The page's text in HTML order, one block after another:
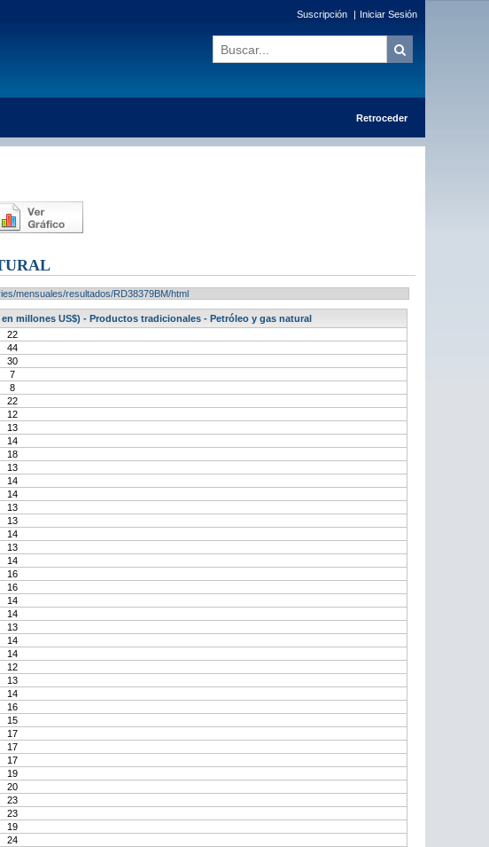
Suscripción | Iniciar Sesión
Retroceder
mensuales/resultados/RD38379BM/html
millones US$) - Productos tradicionales - Petróleo y gas natural
22
44
30
7
8
22
12
13
14
18
13
14
14
13
13
14
13
14
16
16
14
14
13
14
14
12
13
14
16
15
17
17
17
19
20
23
23
19
24